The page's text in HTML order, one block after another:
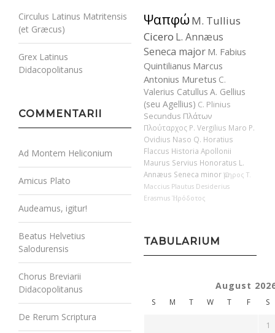
Circulus Latinus Matritensis
(et Græcus)
Grex Latinus
Didacopolitanus
COMMENTARII
Ad Montem Heliconium
Amicus Plato
Audeamus, igitur!
Beatus Helvetius
Salodurensis
Chorus Breviarii
Didacopolitanus
De Rerum Scriptura
ΨαπφώM. Tullius
Cicero L. Annæus
Seneca major M. Fabius
Quintilianus Marcus
Antonius Muretus C.
Valerius Catullus A. Gellius
(seu Agellius) C. Plinius
Secundus Πλάτων
Πλούταρχος P. Vergilius Maro P.
Ovidius Naso Q. Horatius
Flaccus Historia Apollonii
Maurus Servius Honoratus L.
Annæus Seneca minor Ὅμηρος T.
Maccius Plautus Desiderius
Erasmus Ἡρόδοτος
TABULARIUM
August
S M T W T F S
1